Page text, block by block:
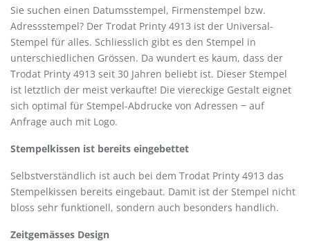
Sie suchen einen Datumsstempel, Firmenstempel bzw.
Adressstempel? Der Trodat Printy 4913 ist der Universal-
Stempel für alles. Schliesslich gibt es den Stempel in
unterschiedlichen Grössen. Da wundert es kaum, dass der
Trodat Printy 4913 seit 30 Jahren beliebt ist. Dieser Stempel
ist letztlich der meist verkaufte! Die viereckige Gestalt eignet
sich optimal für Stempel-Abdrucke von Adressen ‒ auf
Anfrage auch mit Logo.
Stempelkissen ist bereits eingebettet
Selbstverständlich ist auch bei dem Trodat Printy 4913 das
Stempelkissen bereits eingebaut. Damit ist der Stempel nicht
bloss sehr funktionell, sondern auch besonders handlich.
Zeitgemässes Design